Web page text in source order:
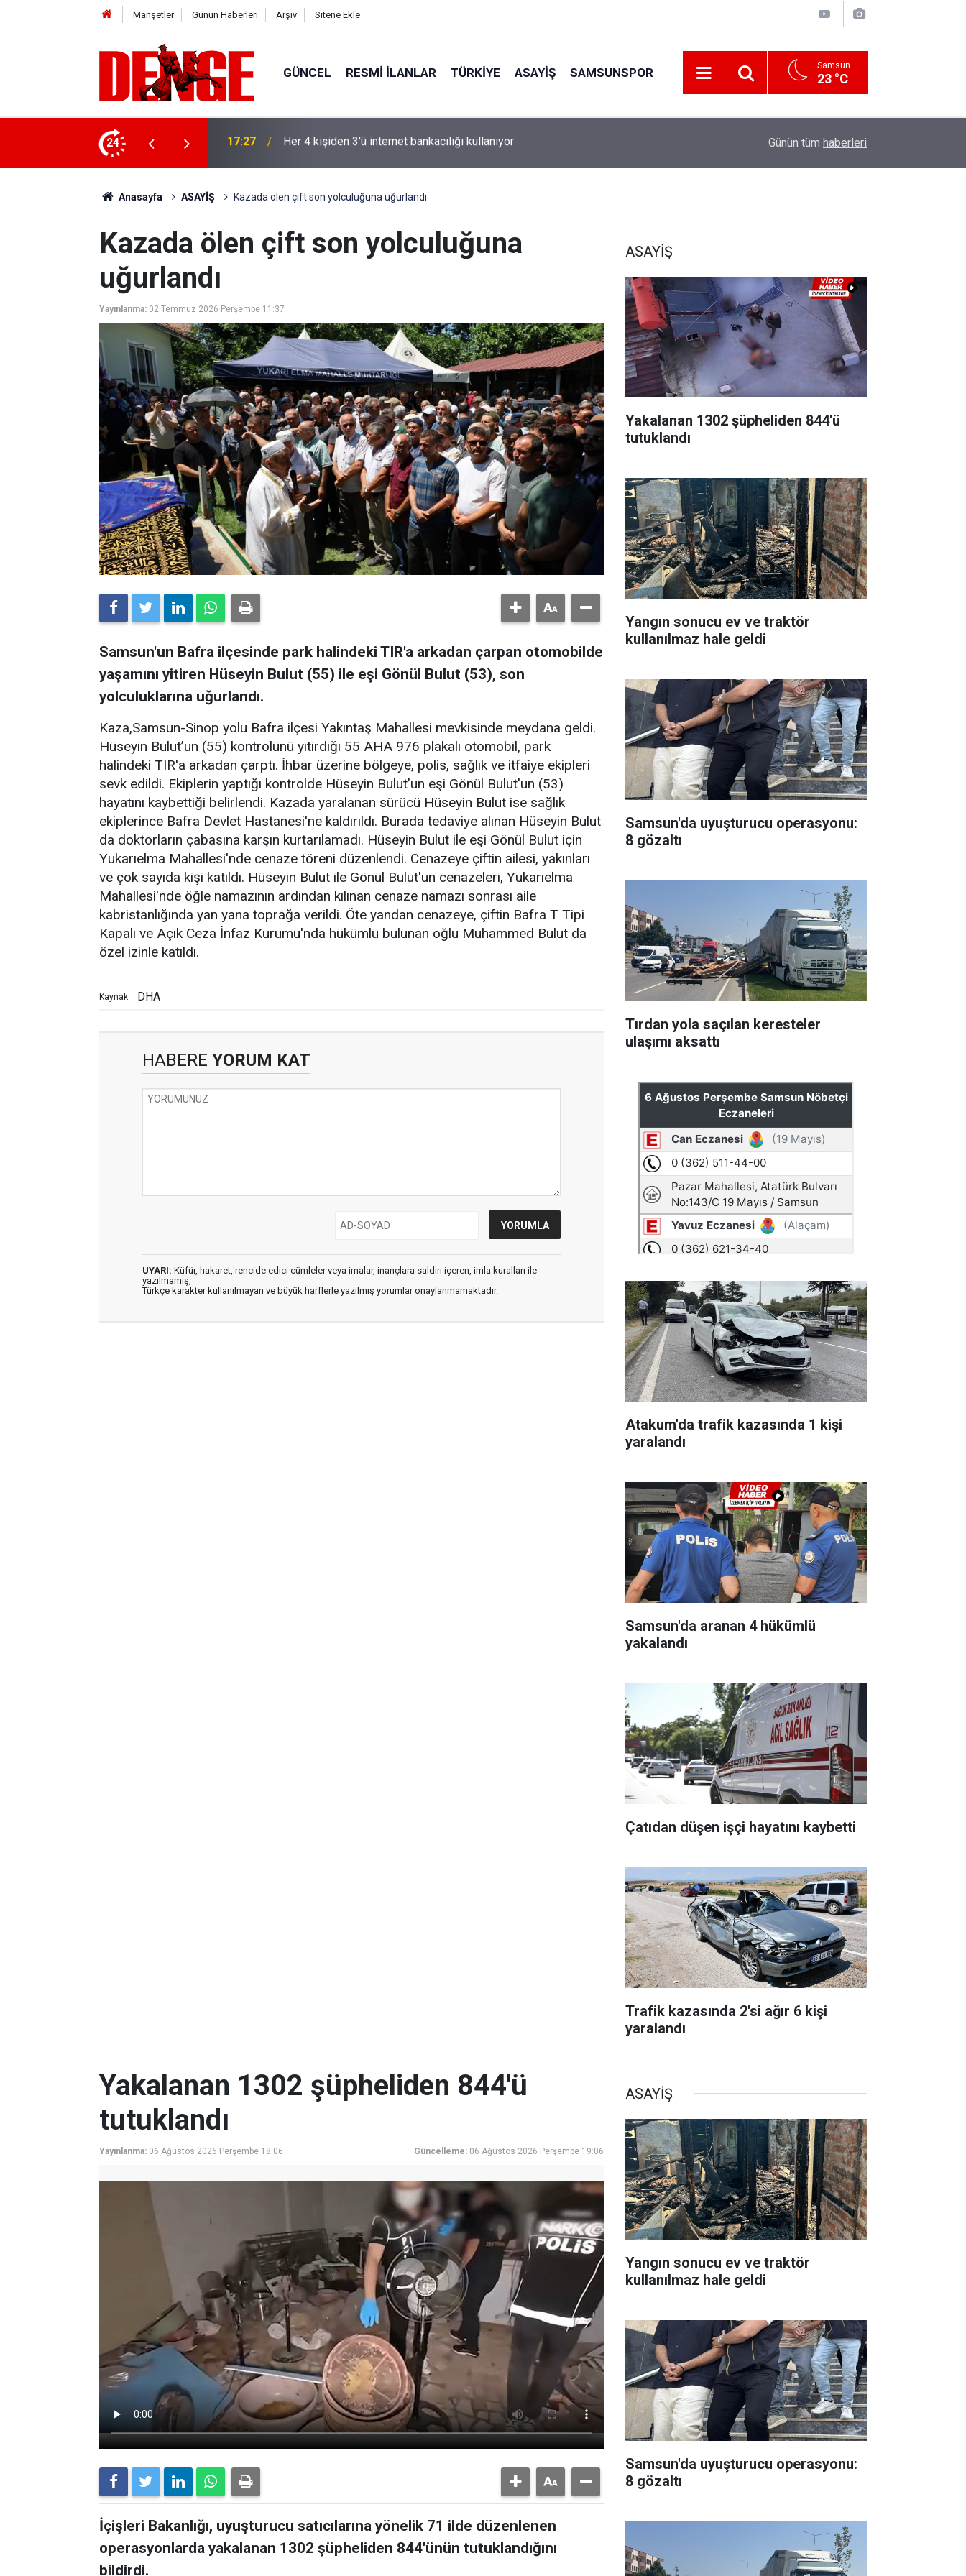
Manşetler Günün Haberleri Arşiv Sitene Ekle
GÜNCEL RESMI İLANLAR TÜRKİYE ASAYİŞ SAMSUNSPOR Samsun
23 °C
24 17:23 Thorsten Fink yeni sezon rotasını çizdi Vatandaşlar evlerinden danışmanlık hizmeti
Günün tüm haberleri
Anasayfa ASAYİŞ Kazada ölen çift son yolculuğuna uğurlandı
Kazada ölen çift son yolculuğuna
uğurlandı
Yayınlanma: 02 Temmuz 2026 Perşembe 11:37
Samsun'un Bafra ilçesinde park halindeki TIR'a arkadan çarpan otomobilde
yaşamını yitiren Hüseyin Bulut (55) ile eşi Gönül Bulut (53), son
yolculuklarına uğurlandı.
Kaza,Samsun-Sinop yolu Bafra ilçesi Yakıntaş Mahallesi mevkisinde meydana geldi.
Hüseyin Bulut’un (55) kontrolünü yitirdiği 55 AHA 976 plakalı otomobil, park
halindeki TIR'a arkadan çarptı. İhbar üzerine bölgeye, polis, sağlık ve itfaiye ekipleri
sevk edildi. Ekiplerin yaptığı kontrolde Hüseyin Bulut’un eşi Gönül Bulut'un (53)
hayatını kaybettiği belirlendi. Kazada yaralanan sürücü Hüseyin Bulut ise sağlık
ekiplerince Bafra Devlet Hastanesi'ne kaldırıldı. Burada tedaviye alınan Hüseyin Bulut
da doktorların çabasına karşın kurtarılamadı. Hüseyin Bulut ile eşi Gönül Bulut için
Yukarıelma Mahallesi'nde cenaze töreni düzenlendi. Cenazeye çiftin ailesi, yakınları
ve çok sayıda kişi katıldı. Hüseyin Bulut ile Gönül Bulut'un cenazeleri, Yukarıelma
Mahallesi'nde öğle namazının ardından kılınan cenaze namazı sonrası aile
kabristanlığında yan yana toprağa verildi. Öte yandan cenazeye, çiftin Bafra T Tipi
Kapalı ve Açık Ceza İnfaz Kurumu'nda hükümlü bulunan oğlu Muhammed Bulut da
özel izinle katıldı.
Kaynak: DHA
HABERE YORUM KAT
UYARI: Küfür, hakaret, rencide edici cümleler veya imalar, inançlara saldırı içeren, imla kuralları ile
yazılmamış,
Türkçe karakter kullanılmayan ve büyük harflerle yazılmış yorumlar onaylanmamaktadır.
ASAYİŞ
Yakalanan 1302 şüpheliden 844'ü
tutuklandı
Yangın sonucu ev ve traktör
kullanılmaz hale geldi
Samsun'da uyuşturucu operasyonu:
8 gözaltı
Tırdan yola saçılan keresteler
ulaşımı aksattı
Atakum'da trafik kazasında 1 kişi
yaralandı
Samsun'da aranan 4 hükümlü
yakalandı
Çatıdan düşen işçi hayatını kaybetti
Trafik kazasında 2'si ağır 6 kişi
yaralandı
Yakalanan 1302 şüpheliden 844'ü
tutuklandı
Yayınlanma: 06 Ağustos 2026 Perşembe 18:06 Güncelleme: 06 Ağustos 2026 Perşembe 19:06
İçişleri Bakanlığı, uyuşturucu satıcılarına yönelik 71 ilde düzenlenen
operasyonlarda yakalanan 1302 şüpheliden 844'ünün tutuklandığını
bildirdi.
ASAYİŞ
Yangın sonucu ev ve traktör
kullanılmaz hale geldi
Samsun'da uyuşturucu operasyonu:
8 gözaltı